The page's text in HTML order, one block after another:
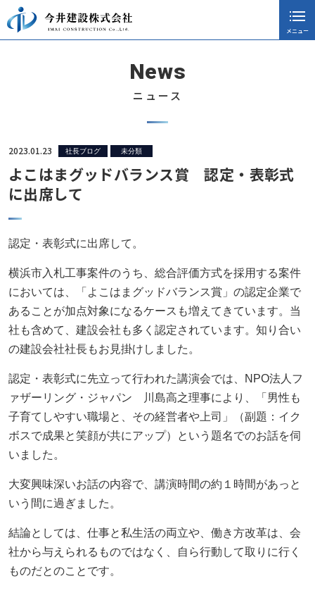
メニュー
閉じる
施工実績
ニュース
社長ブログ
お知らせ
CSR活動
ニュース発刊
現場レポート
未分類
お問い合わせ
プライバシーポリシー
アクセス
045-571-0505
月～金曜日（※祝祭日を除く）
News
ニュース
2023.01.23 社長ブログ 未分類
よこはまグッドバランス賞 認定・表彰式
に出席して
認定・表彰式に出席して。
横浜市入札工事案件のうち、総合評価方式を採用する案件
においては、「よこはまグッドバランス賞」の認定企業で
あることが加点対象になるケースも増えてきています。当
社も含めて、建設会社も多く認定されています。知り合い
の建設会社社長もお見掛けしました。
認定・表彰式に先立って行われた講演会では、NPO法人フ
ァザーリング・ジャパン 川島高之理事により、「男性も
子育てしやすい職場と、その経営者や上司」（副題：イク
ボスで成果と笑顔が共にアップ）という題名でのお話を伺
いました。
大変興味深いお話の内容で、講演時間の約１時間があっと
いう間に過ぎました。
結論としては、仕事と私生活の両立や、働き方改革は、会
社から与えられるものではなく、自ら行動して取りに行く
ものだとのことです。